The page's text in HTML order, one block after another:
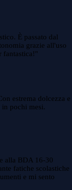
È passato dal
grazie all'uso
"
estrema dolcezza e
pochi mesi.
alla BDA 16-30
fatiche scolastiche
e mi sento